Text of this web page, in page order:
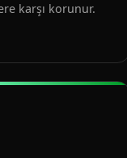
karşı korunur.